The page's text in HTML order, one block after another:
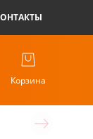
Корзина